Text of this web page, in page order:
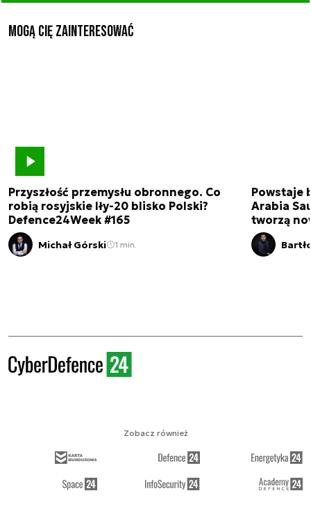
Mogą Cię zainteresować
Przyszłość przemysłu obronnego. Co
robią rosyjskie Iły-20 blisko Polski?
Defence24Week #165
Michał Górski 1 min.
Powstaje
Arabia
tworzą
Zobacz również